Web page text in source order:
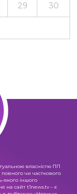
29 30
власністю ПП
повного чи часткового
якого іншого
на сайт t1news.tv – є